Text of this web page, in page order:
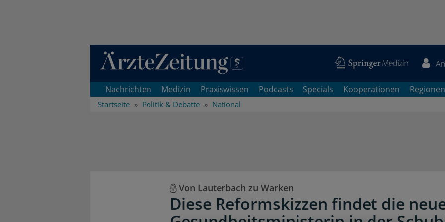
Direkt zum Inhaltsbereich
Nachrichten Medizin Praxiswissen Podcasts Specials Kooperationen Regionen
Startseite Politik & Debatte National
Von Lauterbach zu Warken
Diese Reformskizzen findet die